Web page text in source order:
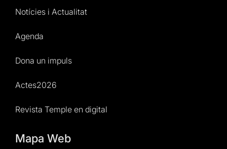
Notícies i Actualitat
Agenda
Dona un impuls
Actes2026
Revista Temple en digital
Mapa Web